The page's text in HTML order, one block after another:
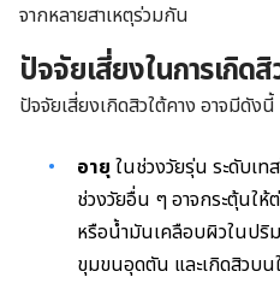
จากหลายสาเหตุร่วมกัน
ปัจจัยเสี่ยงในการเกิดสิ
ปัจจัยเสี่ยงเกิดสิวใต้คาง อาจมีดังนี้
อายุในช่วงวัยรุ่น ระดับเท
ช่วงวัยอื่น ๆ อาจกระตุ้นใ
หรือน้ำมันเคลือบผิวในปริ
ขุมขนอุดตัน และเกิดสิวบน